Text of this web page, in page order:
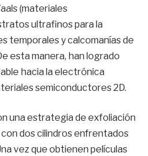
(materiales
ultrafinos para la
temporales y calcomanías de
esta manera, han logrado
hacia la electrónica
semiconductores 2D.
una estrategia de exfoliación
dos cilindros enfrentados
vez que obtienen películas